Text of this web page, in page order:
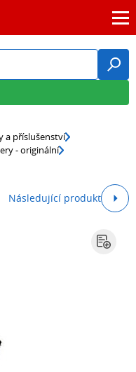
a příslušenství
- originální
Následující produkt